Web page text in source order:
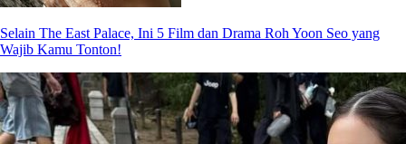
Selain The East Palace, Ini 5 Film dan Drama Roh Yoon Seo yang
Wajib Kamu Tonton!